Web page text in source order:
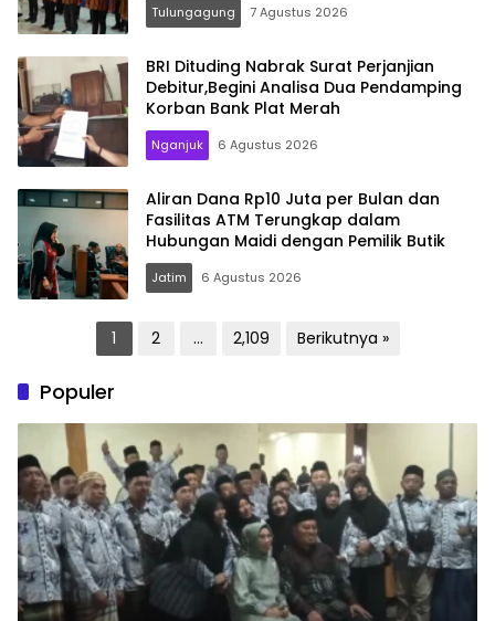
Tulungagung 7 Agustus 2026
BRI Dituding Nabrak Surat Perjanjian
Debitur,Begini Analisa Dua Pendamping
Korban Bank Plat Merah
Nganjuk 6 Agustus 2026
Aliran Dana Rp10 Juta per Bulan dan
Fasilitas ATM Terungkap dalam
Hubungan Maidi dengan Pemilik Butik
Jatim 6 Agustus 2026
Paginasi1 2 … 2,109 Berikutnya »
Populer